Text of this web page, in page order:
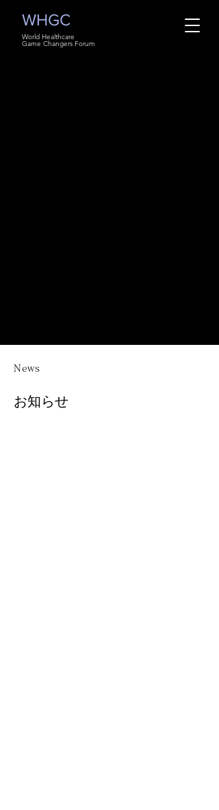
WHGC
World Healthcare
Game Changers Forum
News
お知らせ